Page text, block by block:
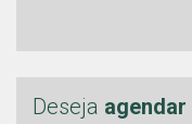
Deseja agendar